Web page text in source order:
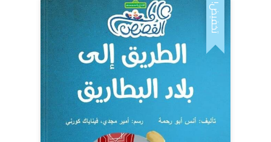
هو:
AED30,00.
هو:
AED12,00.
تخفيض!